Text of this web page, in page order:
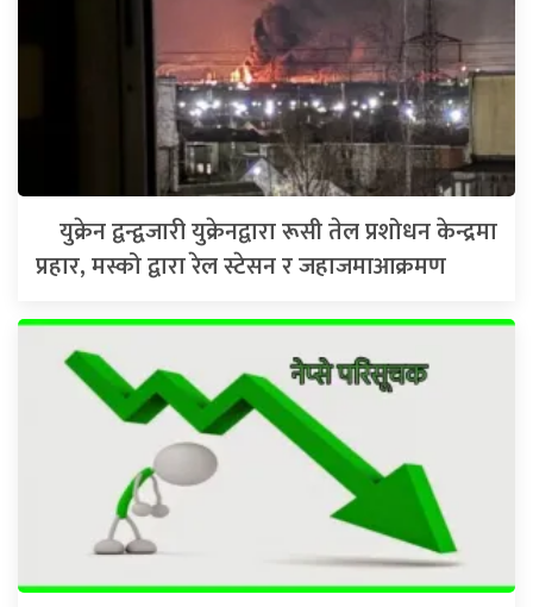
युक्रेन द्वन्द्वजारी युक्रेनद्वारा रूसी तेल प्रशोधन केन्द्रमा
प्रहार, मस्को द्वारा रेल स्टेसन र जहाजमाआक्रमण